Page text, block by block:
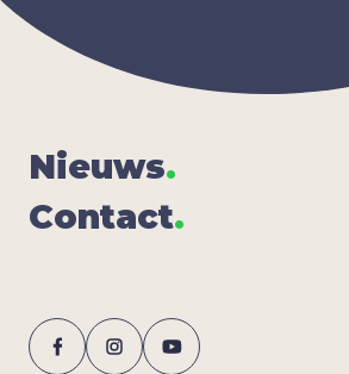
Nieuws.
Con­tact.